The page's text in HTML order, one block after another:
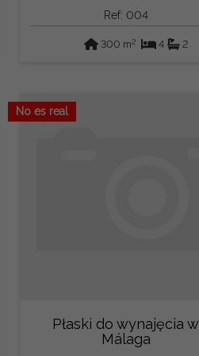
Ref: 004
300 m2 4 2
No es real
Płaski do wynajęcia w
Málaga